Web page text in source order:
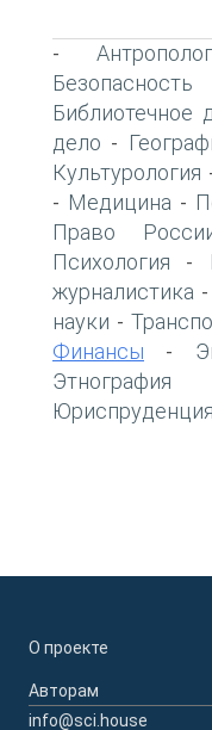
-
Библиотечное
дело -
Культурология
- Медицина -
Право
Психология -
журналистика -
науки -
Финансы -
Юриспруденция
О проекте
Авторам
info@sci.house